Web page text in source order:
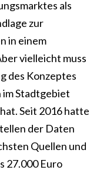
als
zur
in einem
vielleicht muss
des Konzeptes
Stadtgebiet
Seit 2016 hatte
der Daten
Quellen und
27.000 Euro